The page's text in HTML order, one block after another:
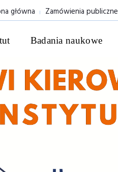
główna Zamówienia publiczne
Badania naukowe